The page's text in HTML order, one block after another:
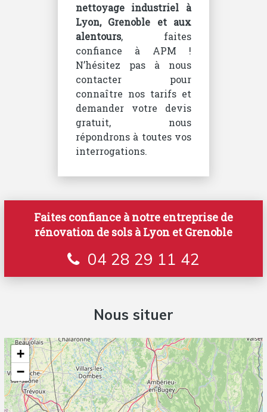
nettoyage industriel à
Lyon, Grenoble et aux
alentours, faites
confiance à APM !
N’hésitez pas à nous
contacter pour
connaître nos tarifs et
demander votre devis
gratuit, nous
répondrons à toutes vos
interrogations.
Faites confiance à notre entreprise de
rénovation de sols à Lyon et Grenoble
04 28 29 11 42
Nous situer
+
−